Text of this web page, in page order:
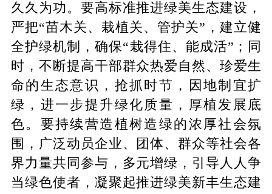
久久为功。要高标准推进绿美生态建设，
严把“苗木关、栽植关、管护关”，建立健
全护绿机制，确保“栽得住、能成活”；同
时，不断提高干部群众热爱自然、珍爱生
命的生态意识，抢抓时节，因地制宜扩
绿，进一步提升绿化质量，厚植发展底
色。要持续营造植树造绿的浓厚社会氛
围，广泛动员企业、团体、群众等社会各
界力量共同参与，多元增绿，引导人人争
当绿色使者，凝聚起推进绿美新丰生态建